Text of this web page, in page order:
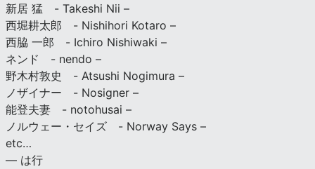
新居 猛 - Takeshi Nii –
西堀耕太郎 - Nishihori Kotaro –
西脇 一郎 - Ichiro Nishiwaki –
ネンド - nendo –
野木村敦史 - Atsushi Nogimura –
ノザイナー - Nosigner –
能登夫妻 - notohusai –
ノルウェー・セイズ - Norway Says –
etc…
— は行